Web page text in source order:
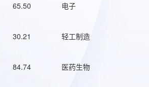
65.50 电子
30.21 轻工制造
84.74 医药生物